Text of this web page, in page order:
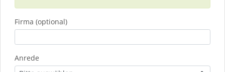
Firma (optional)
Anrede